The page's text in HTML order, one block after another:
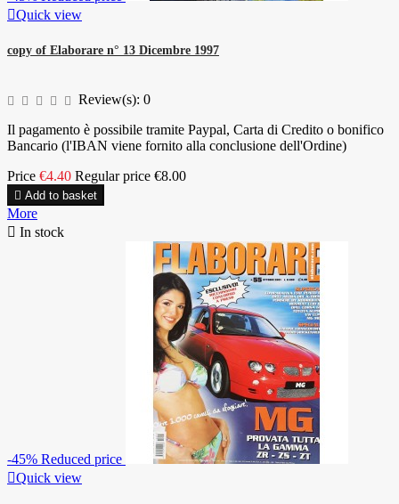
Quick view
copy of Elaborare n° 13 Dicembre 1997
Review(s): 0
Il pagamento è possibile tramite Paypal, Carta di Credito o bonifico
Bancario (l'IBAN viene fornito alla conclusione dell'Ordine)
Price €4.40 Regular price €8.00
 Add to basket
More
 In stock
-45% Reduced price
Quick view